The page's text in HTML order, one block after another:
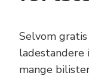
Selvom
mange